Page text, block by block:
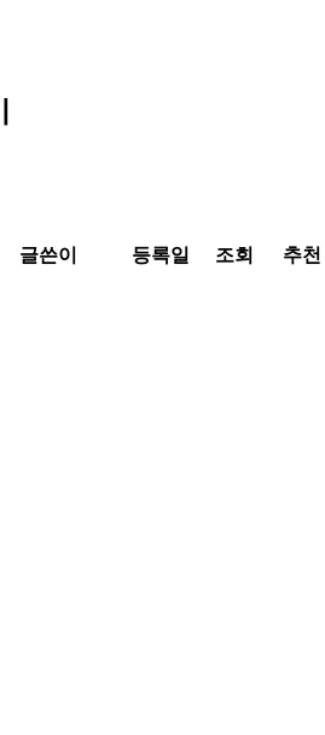
글쓴이 등록일 조회 추천